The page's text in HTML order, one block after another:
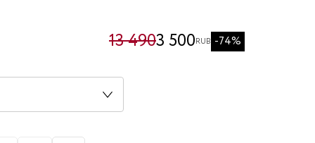
13 4903 500RUB -74%